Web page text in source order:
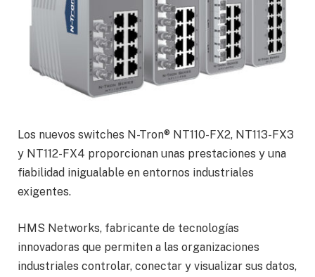
Los nuevos switches N-Tron® NT110-FX2, NT113-FX3
y NT112-FX4 proporcionan unas prestaciones y una
fiabilidad inigualable en entornos industriales
exigentes.
HMS Networks, fabricante de tecnologías
innovadoras que permiten a las organizaciones
industriales controlar, conectar y visualizar sus datos,